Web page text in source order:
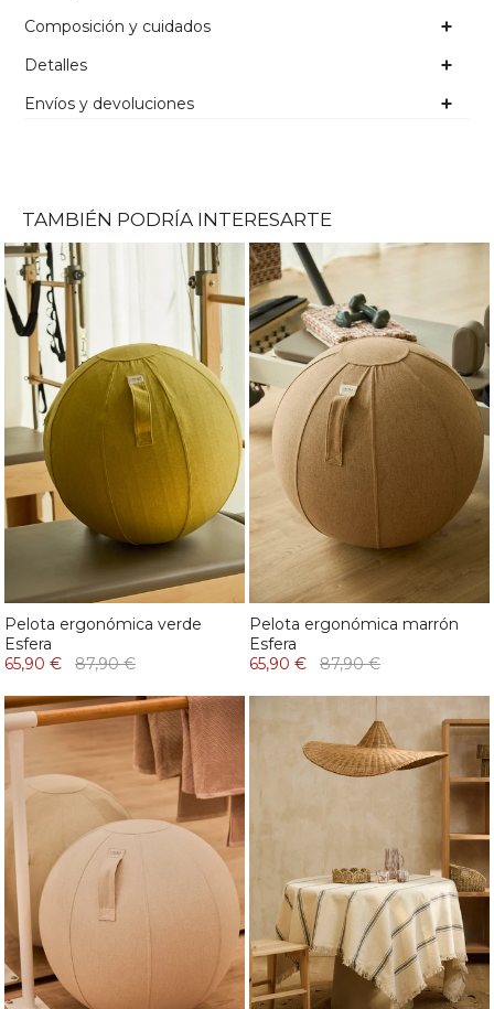
Composición y cuidados
Detalles
Envíos y devoluciones
TAMBIÉN PODRÍA INTERESARTE
Pelota ergonómica verde
Esfera
65,90 €
87,90 €
Pelota ergonómica marrón
Esfera
65,90 €
87,90 €